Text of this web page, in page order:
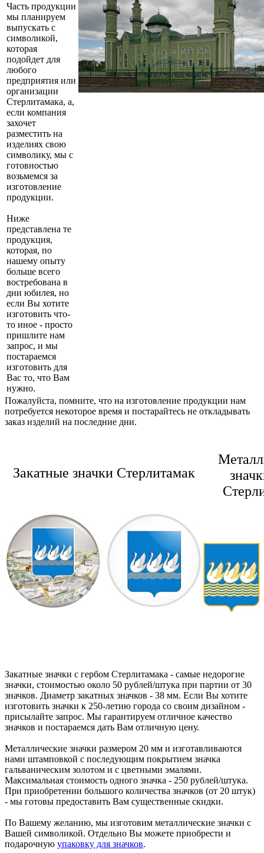
Часть продукции
мы планируем
выпускать с
символикой,
которая
подойдет для
любого
предприятия или
организации
Стерлитамака, а,
если компания
захочет
разместить на
изделиях свою
символику, мы с
готовностью
возьмемся за
изготовление
продукции.
Ниже
представлена те
продукция,
которая, по
нашему опыту
больше всего
востребована в
дни юбилея, но
если Вы хотите
изготовить что-
то иное - просто
пришлите нам
запрос, и мы
постараемся
изготовить для
Вас то, что Вам
нужно.
Пожалуйста, помните, что на изготовление продукции нам
потребуется некоторое время и постарайтесь не откладывать
заказ изделий на последние дни.
Закатные значки Стерлитамак
Закатные значки с гербом Стерлитамака - самые недорогие
значки, стоимостью около 50 рублей/штука при партии от 30
значков. Диаметр закатных значков - 38 мм. Если Вы хотите
изготовить значки к 250-летию города со своим дизайном -
присылайте запрос. Мы гарантируем отличное качество
значков и постараемся дать Вам отличную цену.
Металлические значки размером 20 мм и изготавливаются
нами штамповкой с последующим покрытием значка
гальваническим золотом и с цветными эмалями.
Максимальная стоимость одного значка - 250 рублей/штука.
При приобретении большого количества значков (от 20 штук)
- мы готовы предоставить Вам существенные скидки.
По Вашему желанию, мы изготовим металлические значки с
Вашей символикой. Отдельно Вы можете приобрести и
подарочную упаковку для значков.